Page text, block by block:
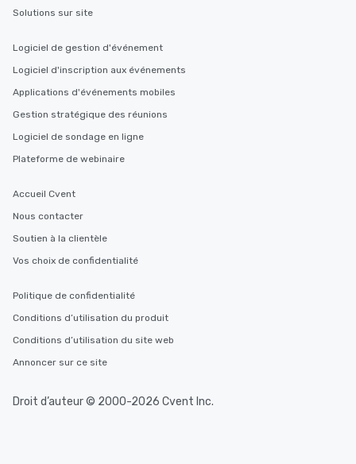
Solutions sur site
Logiciel de gestion d'événement
Logiciel d'inscription aux événements
Applications d'événements mobiles
Gestion stratégique des réunions
Logiciel de sondage en ligne
Plateforme de webinaire
Accueil Cvent
Nous contacter
Soutien à la clientèle
Vos choix de confidentialité
Politique de confidentialité
Conditions d’utilisation du produit
Conditions d’utilisation du site web
Annoncer sur ce site
Droit d’auteur © 2000-2026 Cvent Inc.